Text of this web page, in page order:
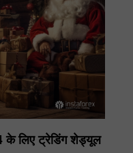
के लिए ट्रेडिंग शेड्यूल